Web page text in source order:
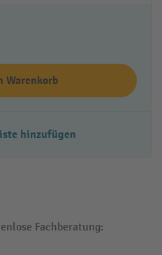
Warenkorb
hinzufügen
Fachberatung: